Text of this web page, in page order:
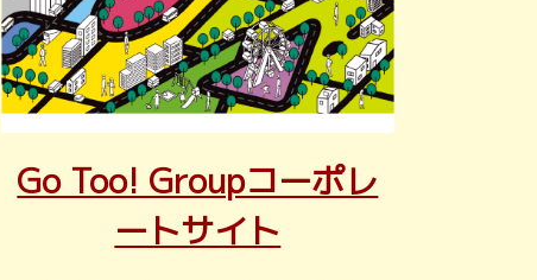
Go Too! Groupコーポレ
ートサイト